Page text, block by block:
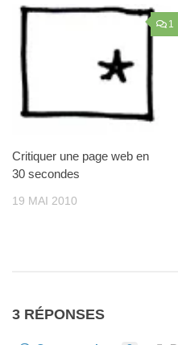
1
Critiquer une page web en
30 secondes
19 MAI 2010
3 RÉPONSES